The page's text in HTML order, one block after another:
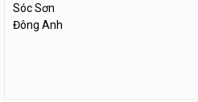
Sóc Sơn
Đông Anh